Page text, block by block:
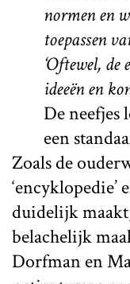
normen en
toepassen
‘Oftewel,
ideeën en
De neefjes
een
Zoals de
‘encyklopedie’
duidelijk
belachelijk
Dorfman en